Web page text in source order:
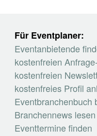
Für Eventplaner:
Eventanbietende
kostenfreien
kostenfreien
kostenfreies Profil
Eventbranchenbuch
Branchennews lesen
Eventtermine finden